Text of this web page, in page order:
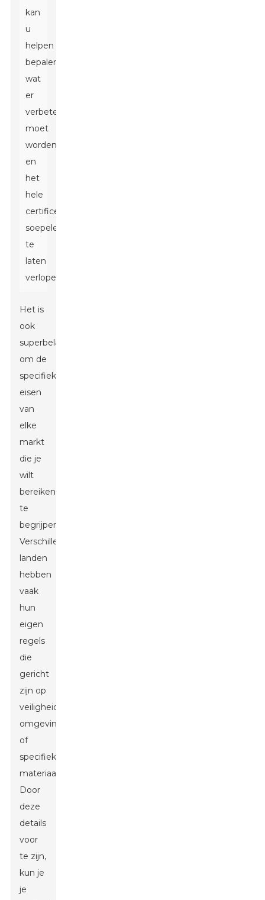
kan
u
helpen
bepalen
wat
er
verbeterd
moet
worden
en
het
hele
certificeringsproces
soepeler
te
laten
verlopen.
Het is
ook
superbelangrijk
om de
specifieke
eisen
van
elke
markt
die je
wilt
bereiken
te
begrijpen.
Verschillende
landen
hebben
vaak
hun
eigen
regels
die
gericht
zijn op
veiligheid,
omgevingsfactoren
of
specifieke
materiaalnormen.
Door
deze
details
voor
te zijn,
kun je
je